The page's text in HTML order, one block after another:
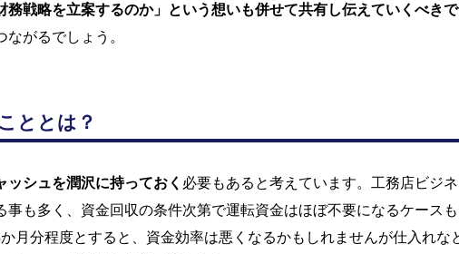
務戦略を立案するのか」という想いも併せて共有し伝えていくべきで
がるでしょう。
ととは？
ッシュを潤沢に持っておく 必要もあると考えています。工務店ビジネ
事も多く、資金回収の条件次第で運転資金はほぼ不要になるケースも
か月分程度とすると、資金効率は悪くなるかもしれませんが仕入れな